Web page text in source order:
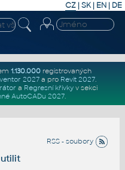
CZ | SK| EN | DE
1.130.000registrovaných
2027a pro Revit 2027.
a Regresní křivkyv sekci
AutoCADu 2027.
RSS - soubory
utilit